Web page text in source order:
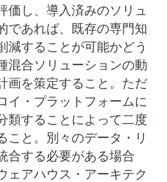
価し、導入済みのソリュ
であれば、既存の専門知
減することが可能かどう
混合ソリューションの動
画を策定すること。ただ
イ・プラットフォームに
類することによって二度
こと。別々のデータ・リ
合する必要がある場合
ェアハウス・アーキテク